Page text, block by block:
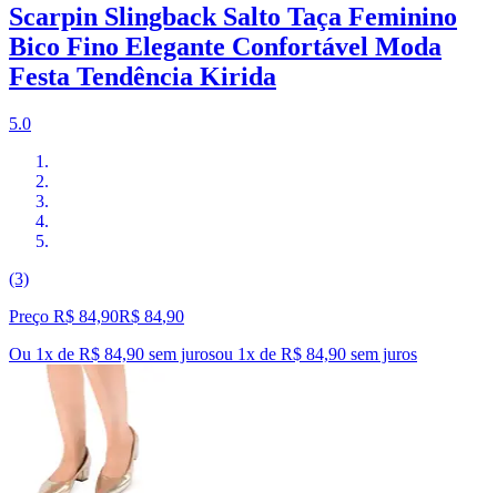
Scarpin Slingback Salto Taça Feminino
Bico Fino Elegante Confortável Moda
Festa Tendência Kirida
5.0
(3)
Preço R$ 84,90R$ 84,90
Ou 1x de R$ 84,90 sem jurosou 1x de R$ 84,90 sem juros